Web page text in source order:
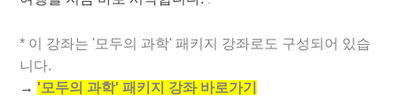
* 이 강좌는 '모두의 과학' 패키지 강좌로도 구성되어 있습
니다.
→ '모두의 과학' 패키지 강좌 바로가기